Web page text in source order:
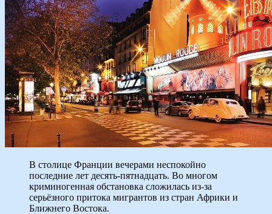
В столице Франции вечерами неспокойно
последние лет десять-пятнадцать. Во многом
криминогенная обстановка сложилась из-за
серьёзного притока мигрантов из стран Африки и
Ближнего Востока.